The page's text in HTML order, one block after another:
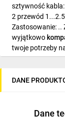
sztywność
2 przewód
Zastosowanie: ..
wyjątkowo
twoje potrzeby
elektronicznym
silników,
rodzajami
DANE
Dane